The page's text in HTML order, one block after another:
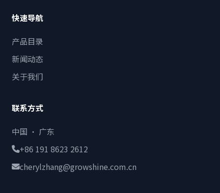
快速导航
产品目录
新闻动态
关于我们
联系方式
中国 · 广东
+86 191 8623 2612
cherylzhang@growshine.com.cn